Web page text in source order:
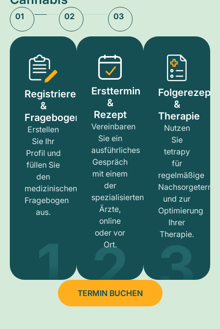
01 02 03
Registrieren
&
Fragebogen
Erstellen
Sie Ihr
Profil und
füllen Sie
den
medizinischen
Fragebogen
aus.
1
Ersttermin
&
Rezept
Vereinbaren
Sie ein
ausführliches
Gespräch
mit einem
der
spezialisierten
Ärzte,
online
oder vor
Ort.
2
Folgerezept
&
Therapie
Nutzen
Sie
tetrapy
für
regelmäßige
und zur
Optimierung
Ihrer
Therapie.
3
TERMIN BUCHEN